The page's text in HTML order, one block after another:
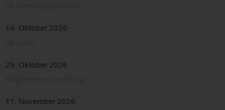
AK Gerontopsychiatrie
14. Oktober 2026
AK Sucht
29. Oktober 2026
Mitgliederversammlung
11. November 2026